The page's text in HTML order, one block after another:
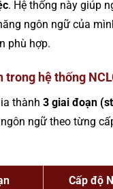
. Hệ thống này giúp
ngôn ngữ của
phù hợp.
trong hệ thống
thành 3 giai đoạn
ngữ theo từng
Cấp độ